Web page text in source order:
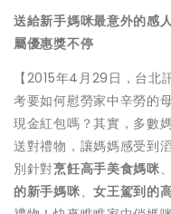
送給新手媽咪最意外的感
屬優惠獎不停
【2015年4月29日，台北
考要如何慰勞家中辛勞的
現金紅包嗎？其實，多數
送對禮物，讓媽媽感受到
別針對烹飪高手美食媽咪
的新手媽咪、女王駕到的